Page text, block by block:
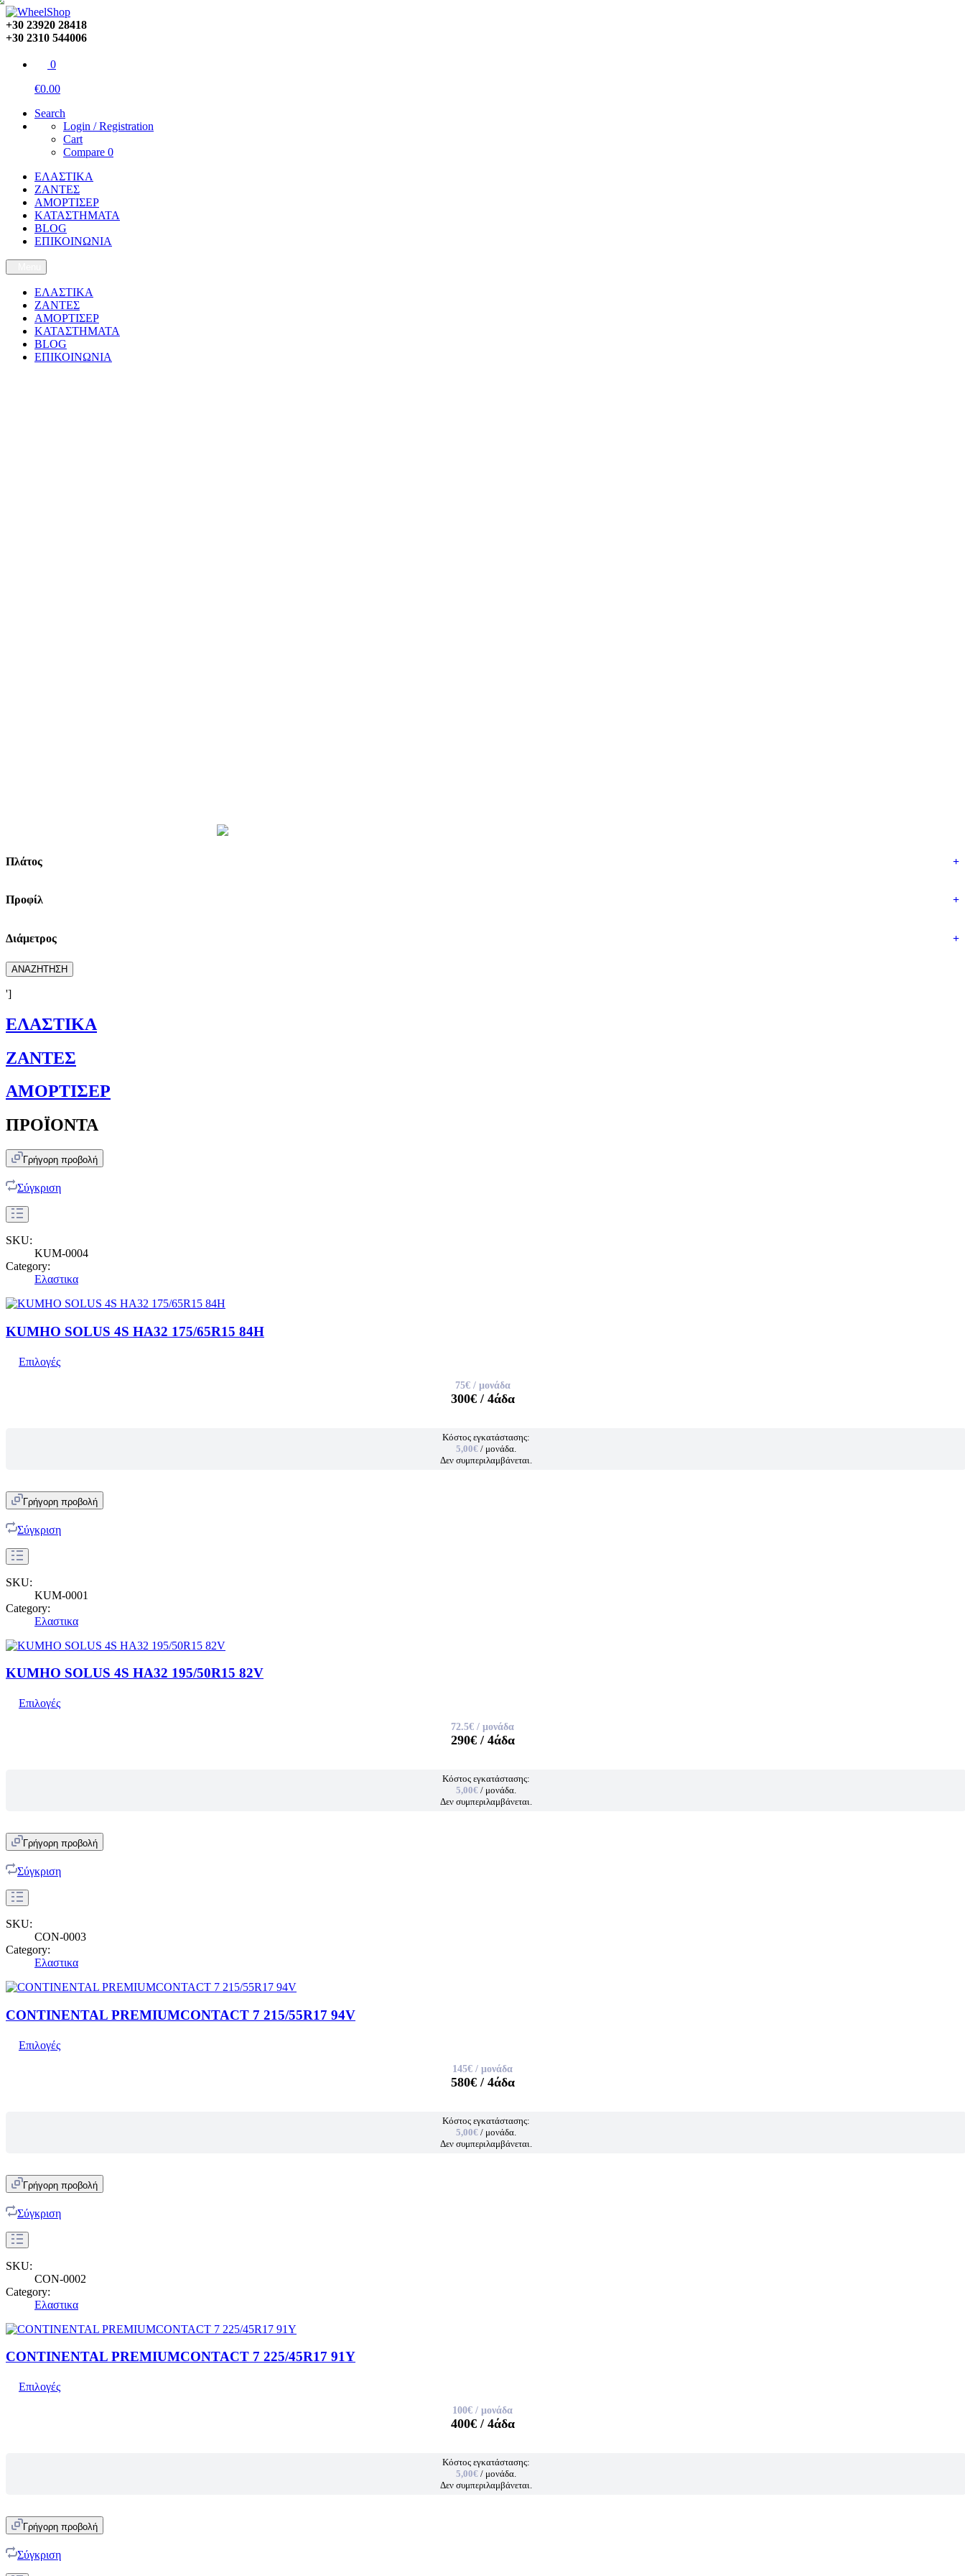
+30 23920 28418
+30 2310 544006
0
€0.00
Search
Login / Registration
Cart
Compare 0
ΕΛΑΣΤΙΚΑ
ΖΑΝΤΕΣ
ΑΜΟΡΤΙΣΕΡ
ΚΑΤΑΣΤΗΜΑΤΑ
BLOG
ΕΠΙΚΟΙΝΩΝΙΑ
ΕΛΑΣΤΙΚΑ
ΖΑΝΤΕΣ
ΑΜΟΡΤΙΣΕΡ
ΚΑΤΑΣΤΗΜΑΤΑ
BLOG
ΕΠΙΚΟΙΝΩΝΙΑ
Πλάτος +
Προφίλ +
Διάμετρος +
ΑΝΑΖΗΤΗΣΗ
']
ΕΛΑΣΤΙΚΑ
ΖΑΝΤΕΣ
ΑΜΟΡΤΙΣΕΡ
ΠΡΟΪΟΝΤΑ
Γρήγορη προβολή
Σύγκριση
SKU:
KUM-0004
Category:
Ελαστικα
KUMHO SOLUS 4S HA32 175/65R15 84H
Επιλογές
75€/ μονάδα
300€/ 4άδα
Κόστος εγκατάστασης:
5,00€ / μονάδα.
Δεν συμπεριλαμβάνεται.
Γρήγορη προβολή
Σύγκριση
SKU:
KUM-0001
Category:
Ελαστικα
KUMHO SOLUS 4S HA32 195/50R15 82V
Επιλογές
72.5€ / μονάδα
290€/ 4άδα
Κόστος εγκατάστασης:
5,00€ / μονάδα.
Δεν συμπεριλαμβάνεται.
Γρήγορη προβολή
Σύγκριση
SKU:
CON-0003
Category:
Ελαστικα
CONTINENTAL PREMIUMCONTACT 7 215/55R17 94V
Επιλογές
145€ / μονάδα
580€/ 4άδα
Κόστος εγκατάστασης:
5,00€ / μονάδα.
Δεν συμπεριλαμβάνεται.
Γρήγορη προβολή
Σύγκριση
SKU:
CON-0002
Category:
Ελαστικα
CONTINENTAL PREMIUMCONTACT 7 225/45R17 91Y
Επιλογές
100€ / μονάδα
400€/ 4άδα
Κόστος εγκατάστασης:
5,00€ / μονάδα.
Δεν συμπεριλαμβάνεται.
Γρήγορη προβολή
Σύγκριση